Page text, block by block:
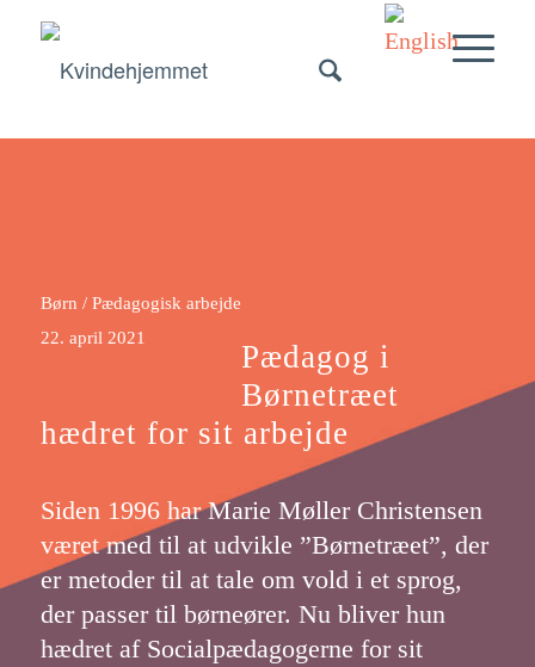
Børn / Pædagogisk arbejde
22. april 2021
Pædagog i
Børnetræet
hædret for sit arbejde
Siden 1996 har Marie Møller Christensen
været med til at udvikle ”Børnetræet”, der
er metoder til at tale om vold i et sprog,
der passer til børneører. Nu bliver hun
hædret af Socialpædagogerne for sit